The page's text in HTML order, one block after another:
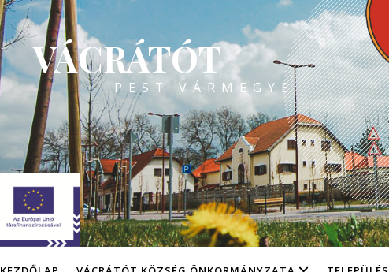
VÁCRÁTÓT
PEST VÁRMEGYE